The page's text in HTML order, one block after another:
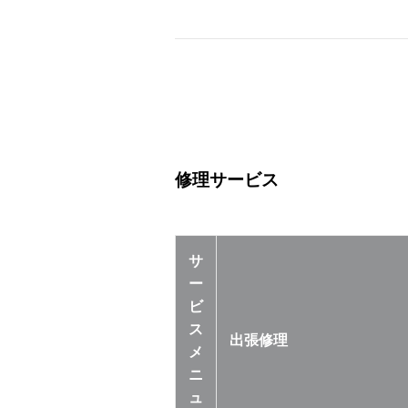
修理サービス
サ
ー
ビ
ス
メ
ニ
ュ
出張修理